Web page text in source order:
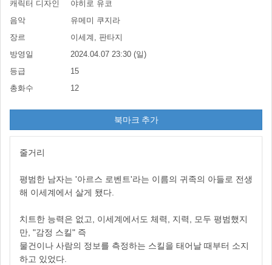
캐릭터 디자인
야히로 유코
음악
유메미 쿠지라
장르
이세계, 판타지
방영일
2024.04.07 23:30 (일)
등급
15
총화수
12
북마크 추가
줄거리
평범한 남자는 '아르스 로벤트'라는 이름의 귀족의 아들로 전생
해 이세계에서 살게 됐다.
치트한 능력은 없고, 이세계에서도 체력, 지력, 모두 평범했지
만, "감정 스킬" 즉
물건이나 사람의 정보를 측정하는 스킬을 태어날 때부터 소지
하고 있었다.